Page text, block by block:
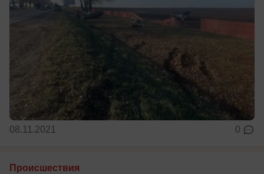
08.11.2021 0
Происшествия